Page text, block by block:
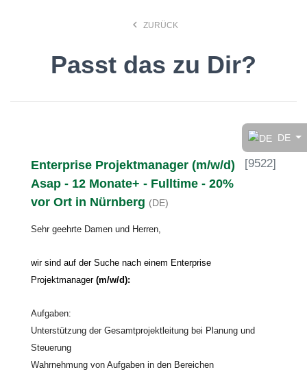
DE
Finde den Job, der Dir
search
Deutsch
keyboard_arrow_left ZURÜCK
Passt das zu Dir?
Enterprise Projektmanager (m/w/d)
Asap - 12 Monate+ - Fulltime - 20%
vor Ort in Nürnberg (DE)
[9522]
Sehr geehrte Damen und Herren,
wir sind auf der Suche nach einem Enterprise
Projektmanager (m/w/d):
Aufgaben:
Unterstützung der Gesamtprojektleitung bei Planung und
Steuerung
Wahrnehmung von Aufgaben in den Bereichen